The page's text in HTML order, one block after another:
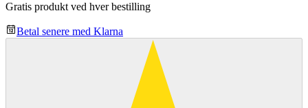
Gratis produkt ved hver bestilling
Betal senere med Klarna